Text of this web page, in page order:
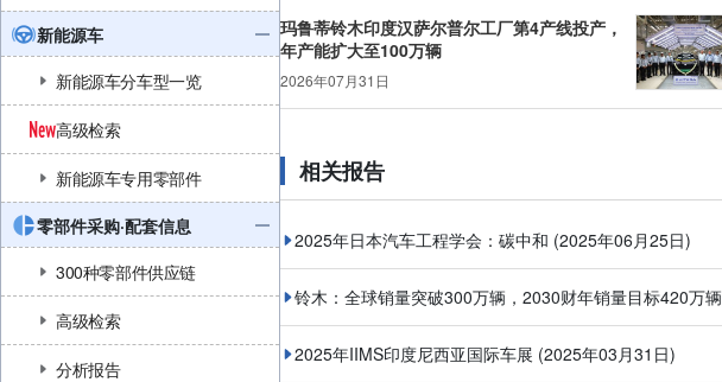
新能源车
新能源车分车型一览
高级检索
新能源车专用零部件
零部件采购·配套信息
300种零部件供应链
高级检索
分析报告
玛鲁蒂铃木印度汉萨尔普尔工厂第4产线投产，
年产能扩大至100万辆
2026年07月31日
相关报告
2025年日本汽车工程学会：碳中和 (2025年06月25日)
铃木：全球销量突破300万辆，2030财年销量目标420万辆
2025年IIMS印度尼西亚国际车展 (2025年03月31日)